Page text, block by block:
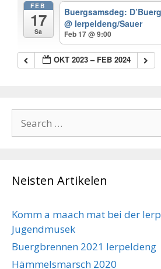
FEB
17
Sa
Buergsamsdeg:
@ Ierpeldeng/Sauer
Feb 17 @ 9:00
OKT 2023 – FEB 2024
for:
Neisten Artikelen
Komm a maach mat bei der
Jugendmusek
Buergbrennen 2021 Ierpeldeng
Hämmelsmarsch 2020